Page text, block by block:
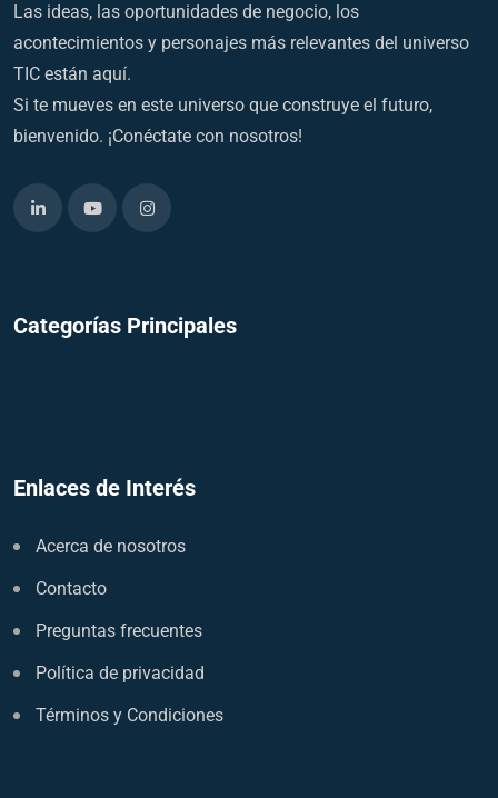
Las ideas, las oportunidades de negocio, los
acontecimientos y personajes más relevantes del universo
TIC están aquí.
Si te mueves en este universo que construye el futuro,
bienvenido. ¡Conéctate con nosotros!
Categorías Principales
Enlaces de Interés
Acerca de nosotros
Contacto
Preguntas frecuentes
Política de privacidad
Términos y Condiciones